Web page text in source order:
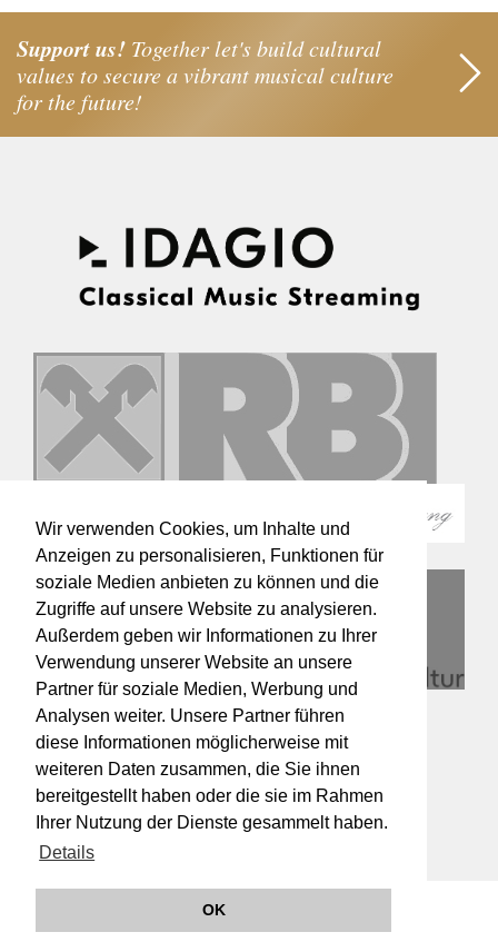
Wir verwenden Cookies, um Inhalte und
Anzeigen zu personalisieren, Funktionen für
soziale Medien anbieten zu können und die
Zugriffe auf unsere Website zu analysieren.
Außerdem geben wir Informationen zu Ihrer
Verwendung unserer Website an unsere
Partner für soziale Medien, Werbung und
Analysen weiter. Unsere Partner führen
diese Informationen möglicherweise mit
weiteren Daten zusammen, die Sie ihnen
bereitgestellt haben oder die sie im Rahmen
Ihrer Nutzung der Dienste gesammelt haben.
Details
OK
Support us! Together let's build cultural
values to secure a vibrant musical culture
for the future!